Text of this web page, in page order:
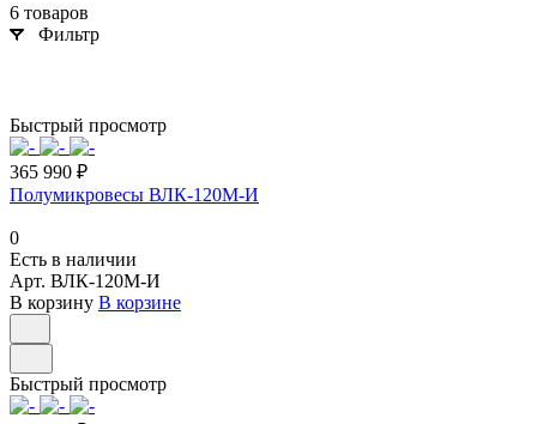
6 товаров
Фильтр
Быстрый просмотр
365 990 ₽
Полумикровесы ВЛК-120М-И
0
Есть в наличии
Арт. ВЛК-120М-И
В корзину В корзине
Быстрый просмотр